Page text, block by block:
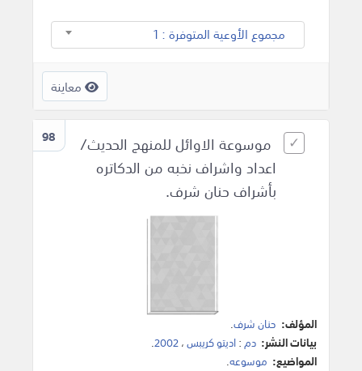
مجموع الأوعية المتوفرة : 1
معاينة
98
موسوعة الاوائل للمنهج الحديث/
اعداد واشراف نخبه من الدكاتره
بأشراف حنان شرف.
المؤلف: حنان شرف.
بيانات النشر: دم:اديتو كريبس،2002
.
المواضيع: موسوعه.